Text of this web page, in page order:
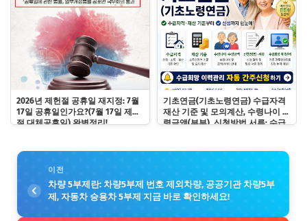
2026년 제헌절 공휴일 재지정: 7월
17일 공휴일인가요?(7월 17일 제헌
절 대체공휴일) 완벽정리!
기초연금(기초노령연금) 수급자격
재산 기준 및 모의계산, 수령나이 수
령금액(부부), 신청방법 서류: 수급
이전
차량 5부제란: 차량5부제 번호 제외차량, 공공기관 차량5부
제, 자동차 승용차 5부제 지금 바로 확인하세요!